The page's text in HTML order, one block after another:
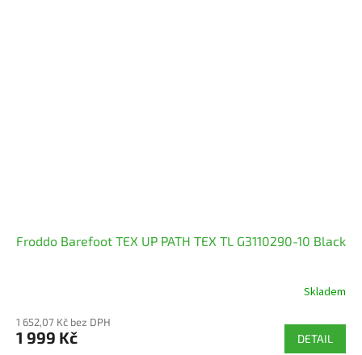
Froddo Barefoot TEX UP PATH TEX TL G3110290-10 Black
Skladem
1 652,07 Kč bez DPH
1 999 Kč DETAIL